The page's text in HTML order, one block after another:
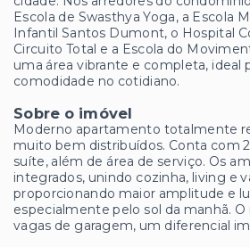
Escola de Swasthya Yoga, a Escola
Infantil Santos Dumont, o Hospital
Circuito Total e a Escola do
uma área vibrante e completa, ideal
comodidade no cotidiano.
Sobre o imóvel
Moderno apartamento totalmente
muito bem distribuídos. Conta com
suíte, além de área de serviço. Os
integrados, unindo cozinha, living e
proporcionando maior amplitude e
especialmente pelo sol da manhã.
vagas de garagem, um diferencial